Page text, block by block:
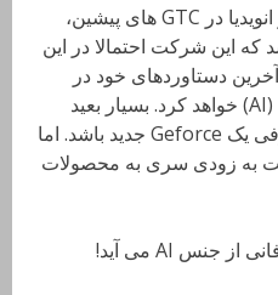
با نگاهی به کارنامه حضور انویدیا در GTC های پیشین،
که این شرکت احتمالا در این
دستاوردهای خود در
زمینه های هوش مصنوعی (AI) خواهد کرد. بسیار بعید
است که GTC میزبان معرفی یک Geforce جدید باشد. اما
به زودی سری به محصولات